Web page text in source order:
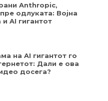
Anthropic,
одлуката: Војна
и AI гигантот
на AI гигантот го
Дали е ова
досега?